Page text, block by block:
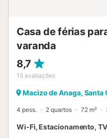
Casa de férias
varanda
8,7
15 avaliações
Macizo de Anaga, Santa
4 pess. 2 quartos 72 m²
Wi-Fi, Estacionamento,